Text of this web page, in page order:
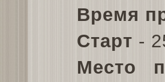
Время
Старт -
Место